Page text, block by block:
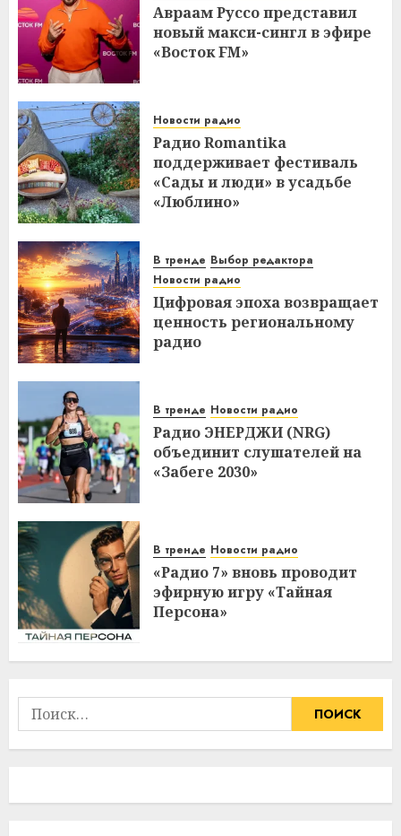
Авраам Руссо представил
новый макси-сингл в эфире
«Восток FM»
Новости радио
Радио Romantika
поддерживает фестиваль
«Сады и люди» в усадьбе
«Люблино»
В тренде Выбор редактора
Новости радио
Цифровая эпоха возвращает
ценность региональному
радио
В тренде Новости радио
Радио ЭНЕРДЖИ (NRG)
объединит слушателей на
«Забеге 2030»
В тренде Новости радио
«Радио 7» вновь проводит
эфирную игру «Тайная
Персона»
Найти: